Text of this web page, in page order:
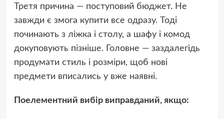
Третя причина — поступовий бюджет. Не
завжди є змога купити все одразу. Тоді
починають з ліжка і столу, а шафу і комод
докуповують пізніше. Головне — заздалегідь
продумати стиль і розміри, щоб нові
предмети вписались у вже наявні.
Поелементний вибір виправданий, якщо: